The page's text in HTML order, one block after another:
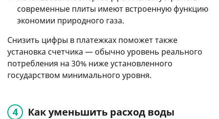
современные плиты имеют встроенную функцию
экономии природного газа.
Снизить цифры в платежках поможет также
установка счетчика — обычно уровень реального
потребления на 30% ниже установленного
государством минимального уровня.
Как уменьшить расход воды